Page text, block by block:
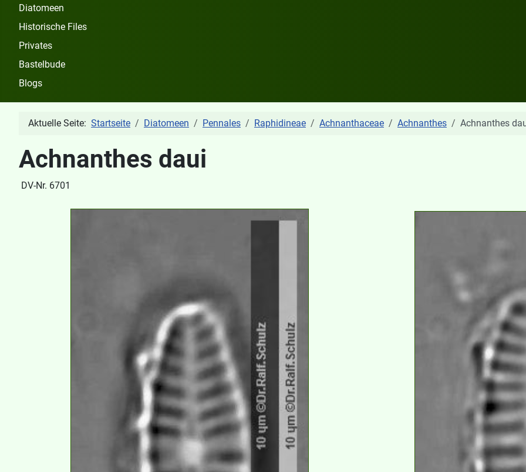
Diatomeen
Historische Files
Privates
Bastelbude
Blogs
Aktuelle Seite: Startseite Diatomeen Pennales Raphidineae Achnanthaceae Achnanthes Achnanthes
Achnanthes daui
DV-Nr. 6701